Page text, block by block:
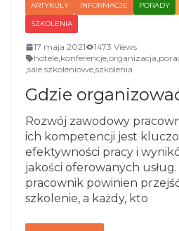
ARTYKUŁY INFORMACJE PORADY
SZKOLENIA
17 maja 2021
1473 Views
hotele,konferencje,organizacja,
,sale szkoleniowe,szkolenia
Gdzie
Rozwój zawodowy
ich kompetencji jest
efektywności pracy i
jakości oferowanych
pracownik powinien
szkolenie, a każdy, kto